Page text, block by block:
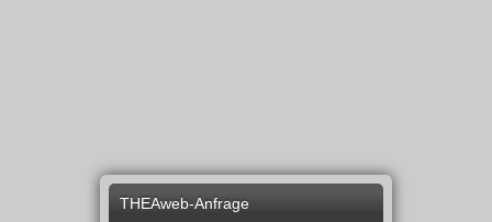
THEAweb-Anfrage